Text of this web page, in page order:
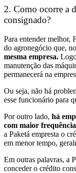
2. Como ocorre a
consignado?
Para entender melhor,
do agronegócio que,
mesma empresa.
manutenção das
permanecerá na
Ou seja, não há
esse funcionário para
Por outro lado, há
com maior frequência
a Paketá empresta o
em menor tempo,
Em outras palavras, a
conceder o crédito